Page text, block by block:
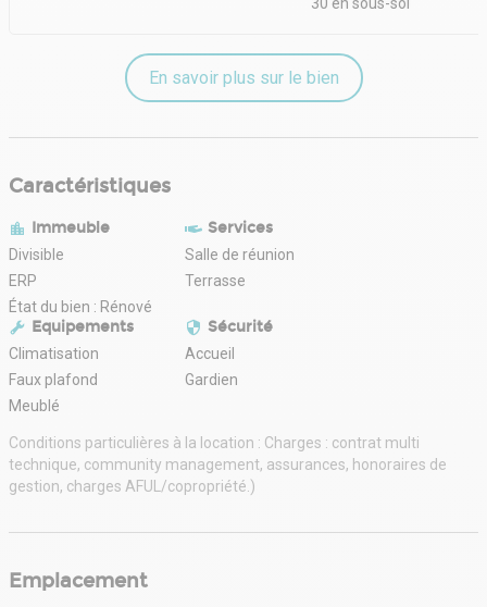
30 en sous-sol
En savoir plus sur le bien
Caractéristiques
Immeuble
Divisible
ERP
État du bien : Rénové
Services
Salle de réunion
Terrasse
Equipements
Climatisation
Faux plafond
Meublé
Sécurité
Accueil
Gardien
Conditions particulières à la location : Charges : contrat multi
technique, community management, assurances, honoraires de
gestion, charges AFUL/copropriété.)
Emplacement